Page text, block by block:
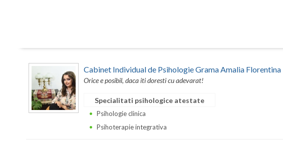
Cabinet Individual de Psihologie Grama Amalia Florentina
Orice e posibil, daca iti doresti cu adevarat!
Specialitati psihologice atestate
Psihologie clinica
Psihoterapie integrativa